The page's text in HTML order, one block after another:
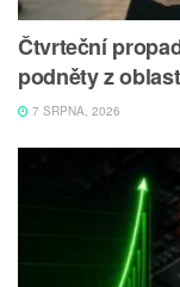
Čtvrteční
podněty z
7 SRPNA, 2026